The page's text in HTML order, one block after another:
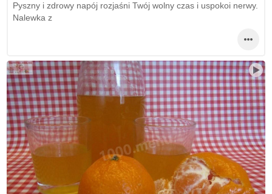
Pyszny i zdrowy napój rozjaśni Twój wolny czas i uspokoi nerwy.
Nalewka z